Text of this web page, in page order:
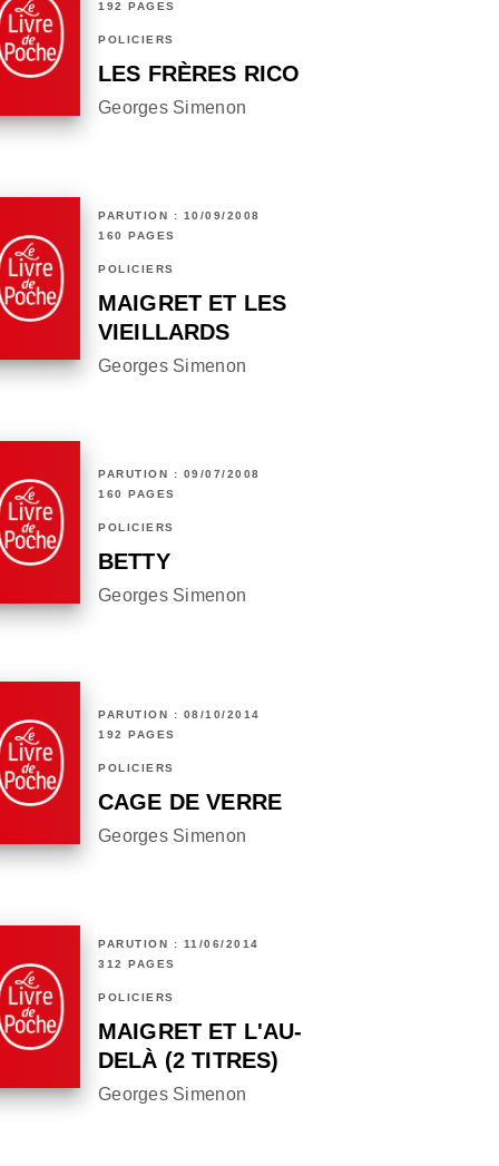
192 PAGES
POLICIERS
LES FRÈRES RICO
Georges Simenon
PARUTION : 10/09/2008
160 PAGES
POLICIERS
MAIGRET ET LES
VIEILLARDS
Georges Simenon
PARUTION : 09/07/2008
160 PAGES
POLICIERS
BETTY
Georges Simenon
PARUTION : 08/10/2014
192 PAGES
POLICIERS
CAGE DE VERRE
Georges Simenon
PARUTION : 11/06/2014
312 PAGES
POLICIERS
MAIGRET ET L'AU-
DELÀ (2 TITRES)
Georges Simenon